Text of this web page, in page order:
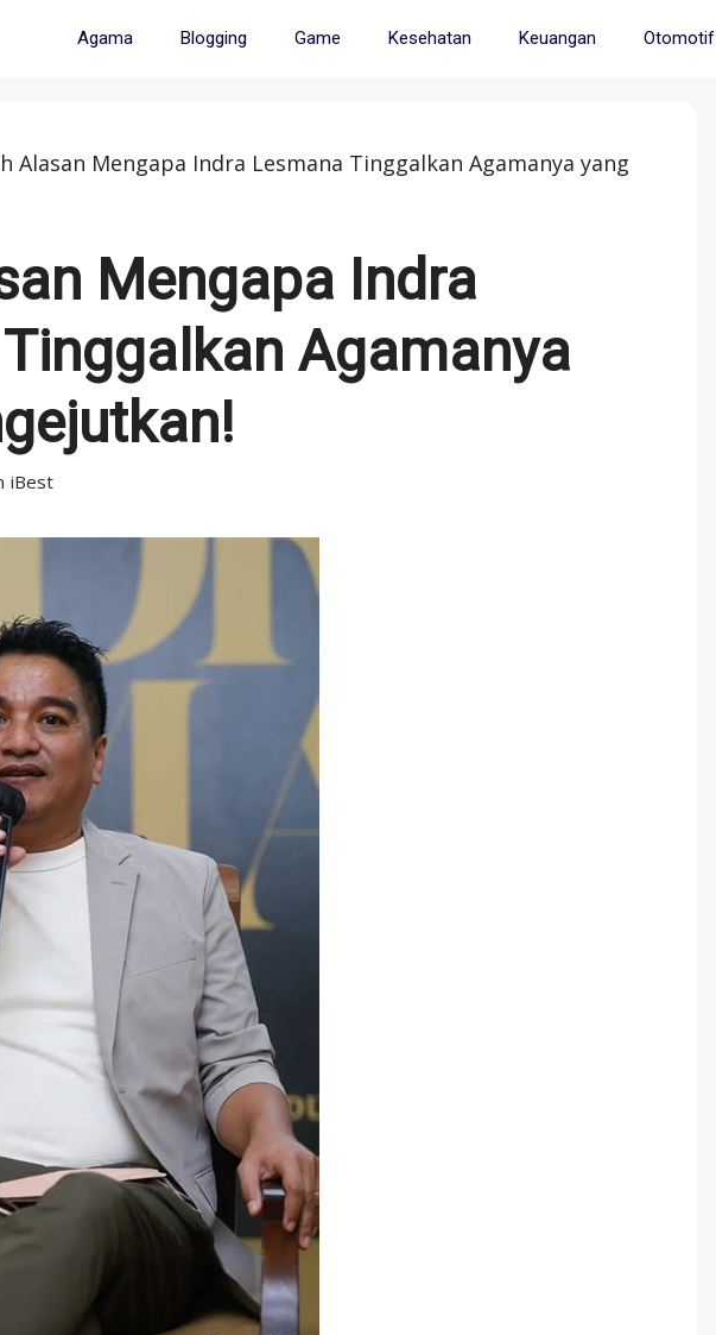
Agama Blogging Game Kesehatan Keuangan Otomotif
Alasan Mengapa Indra Lesmana Tinggalkan Agamanya yang
Mengapa Indra
Agamanya
iBest